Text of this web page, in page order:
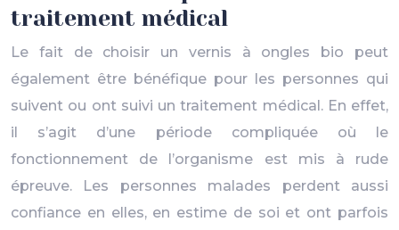
traitement médical
Le fait de choisir un vernis à ongles bio peut
également être bénéfique pour les personnes qui
suivent ou ont suivi un traitement médical. En effet,
il s’agit d’une période compliquée où le
fonctionnement de l’organisme est mis à rude
épreuve. Les personnes malades perdent aussi
confiance en elles, en estime de soi et ont parfois